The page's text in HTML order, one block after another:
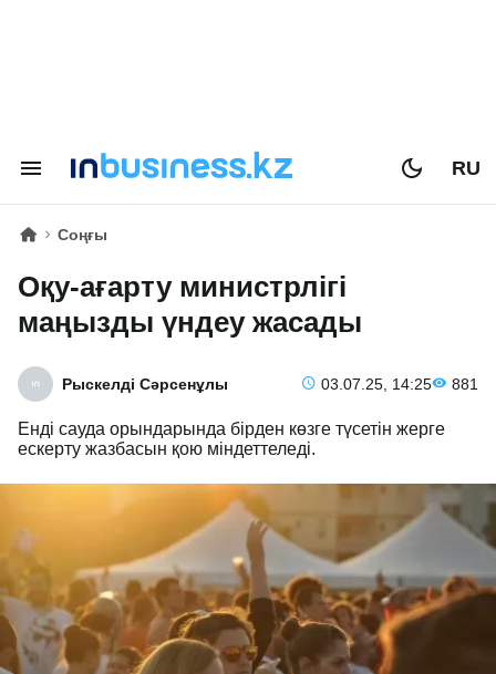
RU
Соңғы
Оқу-ағарту министрлігі
маңызды үндеу жасады
Рыскелді Сәрсенұлы 03.07.25, 14:25 881
Енді сауда орындарында бірден көзге түсетін жерге
ескерту жазбасын қою міндеттеледі.